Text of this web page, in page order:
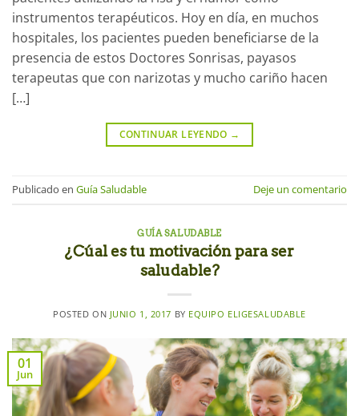
instrumentos terapéuticos. Hoy en día, en muchos
hospitales, los pacientes pueden beneficiarse de la
presencia de estos Doctores Sonrisas, payasos
terapeutas que con narizotas y mucho cariño hacen
[…]
CONTINUAR LEYENDO →
Publicado en Guía Saludable Deje un comentario
GUÍA SALUDABLE
¿Cúal es tu motivación para ser
saludable?
POSTED ON JUNIO 1, 2017 BY EQUIPO ELIGESALUDABLE
01
Jun